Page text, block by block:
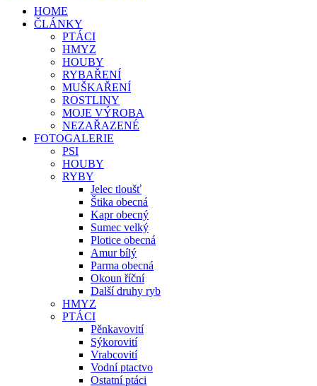
HOME
ČLÁNKY
PTÁCI
HMYZ
HOUBY
RYBAŘENÍ
MUŠKAŘENÍ
ROSTLINY
MOJE VÝROBA
NEZAŘAZENÉ
FOTOGALERIE
PSI
HOUBY
RYBY
Jelec tloušť
Štika obecná
Kapr obecný
Sumec velký
Plotice obecná
Amur bílý
Parma obecná
Okoun říční
Další druhy ryb
HMYZ
PTÁCI
Pěnkavovití
Sýkorovití
Vrabcovití
Vodní ptactvo
Ostatní ptáci